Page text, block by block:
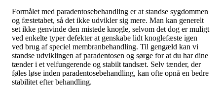
Formålet med paradentosebehandling er at standse sygdommen
og fæstetabet, så det ikke udvikler sig mere. Man kan generelt
set ikke genvinde den mistede knogle, selvom det dog er muligt
ved enkelte typer defekter at genskabe lidt knoglefæste igen
ved brug af speciel membranbehandling. Til gengæld kan vi
standse udviklingen af paradentosen og sørge for at du har dine
tænder i et velfungerende og stabilt tandsæt. Selv tænder, der
føles løse inden paradentosebehandling, kan ofte opnå en bedre
stabilitet efter behandling.